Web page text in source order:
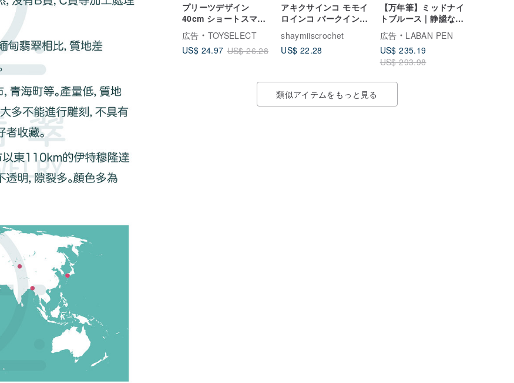
プリーツデザイン
40cm ショートスマホ
ストラップ/リストスト
ラップ
広告
TOYSELECT
US$ 24.97 US$ 26.28
アキクサインコ モモイ
ロインコ バークインコ
んと丸いフォルム 愛ら
しいペット鳥
shaymiiscrochet
US$ 22.28
【万年筆】ミッドナイ
トブルース | 静謐なシ
ーブルーとアクアグリ
ーン マインドフルな筆
記具 上質な時間を彩る
広告
LABAN PEN
US$ 235.19
US$ 293.98
類似アイテムをもっと見る